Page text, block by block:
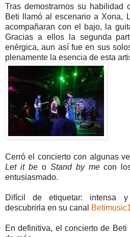
Tras demostrarnos su
Beti llamó al escenario a Xona,
acompañaran con el bajo, la
Gracias a ellos la segunda
enérgica, aun así fue en sus
plenamente la esencia de esta
Cerró el concierto con algunas
Let it beo Stand by mecon
entusiasmado.
Difícil de etiquetar: intensa
descubrirla en su canal
En definitiva, el concierto de